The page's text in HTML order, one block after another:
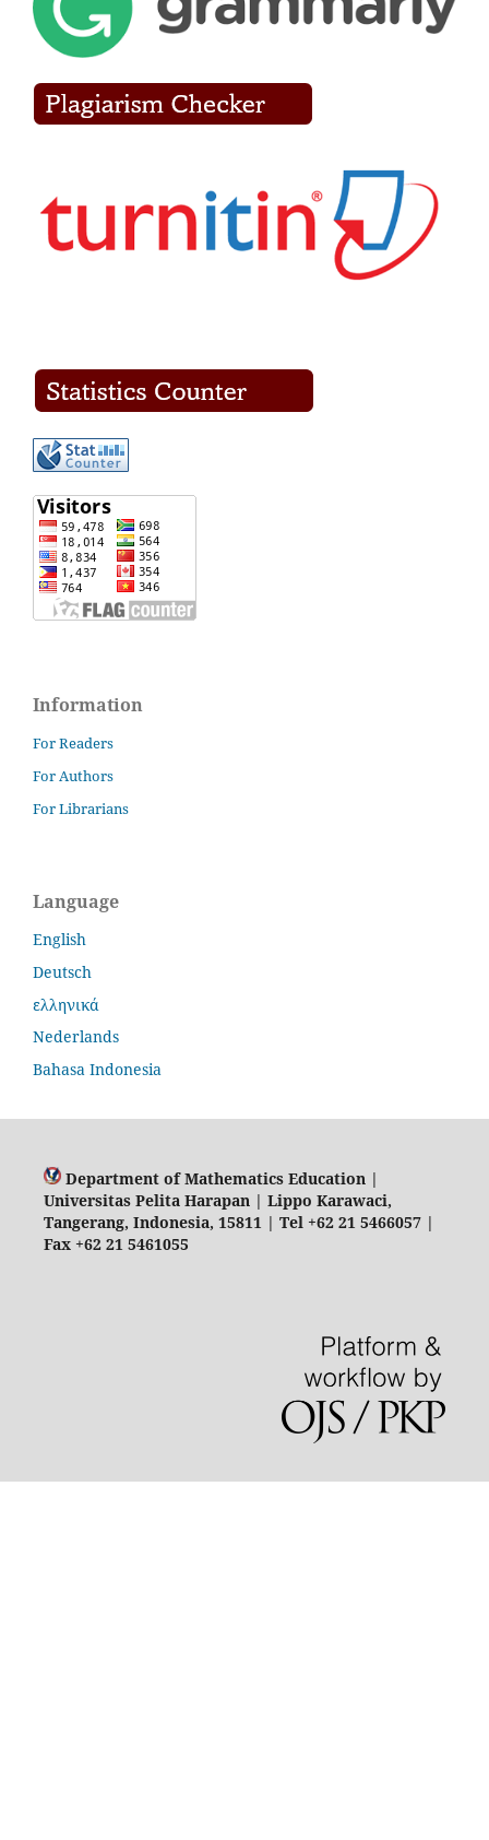
Information
For Readers
For Authors
For Librarians
Language
English
Deutsch
ελληνικά
Nederlands
Bahasa Indonesia
Department of Mathematics Education |
Universitas Pelita Harapan | Lippo Karawaci,
Tangerang, Indonesia, 15811 | Tel +62 21 5466057 |
Fax +62 21 5461055